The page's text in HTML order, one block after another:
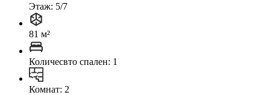
Этаж: 5/7
81 м²
Количесвто спален: 1
Комнат: 2